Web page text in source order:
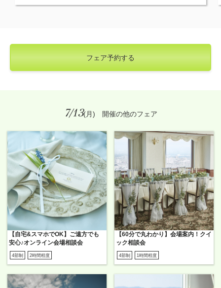
フェア予約する
7/13(月) 開催の他のフェア
【自宅&スマホでOK】ご遠方でも
安心♪オンライン会場相談会
4部制 2時間程度
【60分で丸わかり】会場案内！クイ
ック相談会
4部制 1時間程度